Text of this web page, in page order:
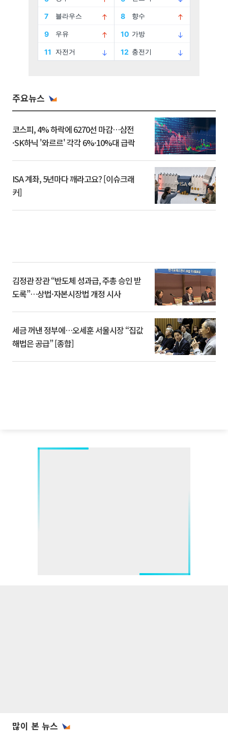
주요뉴스
코스피, 4% 하락에 6270선 마감…삼전
·SK하닉 '와르르' 각각 6%·10%대 급락
ISA 계좌, 5년마다 깨라고요? [이슈크래
커]
김정관 장관 “반도체 성과급, 주총 승인 받
도록”…상법·자본시장법 개정 시사
세금 꺼낸 정부에…오세훈 서울시장 “집값
해법은 공급” [종합]
많이 본 뉴스